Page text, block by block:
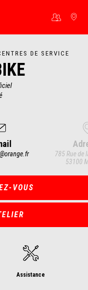
principal
DE SERVICE
785 Rue de
53100
VOUS
Assistance